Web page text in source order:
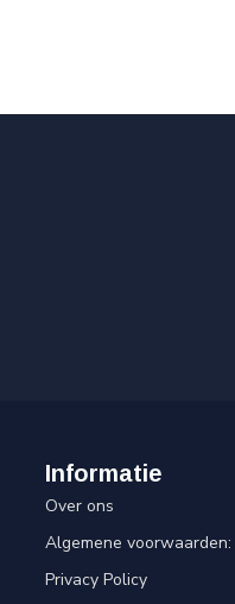
Informatie
Over ons
Algemene voorwaarden:
Privacy Policy